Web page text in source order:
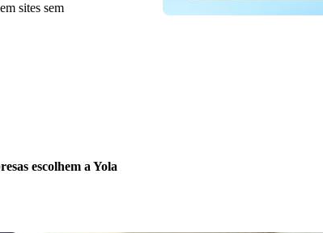
sites sem
escolhem a Yola